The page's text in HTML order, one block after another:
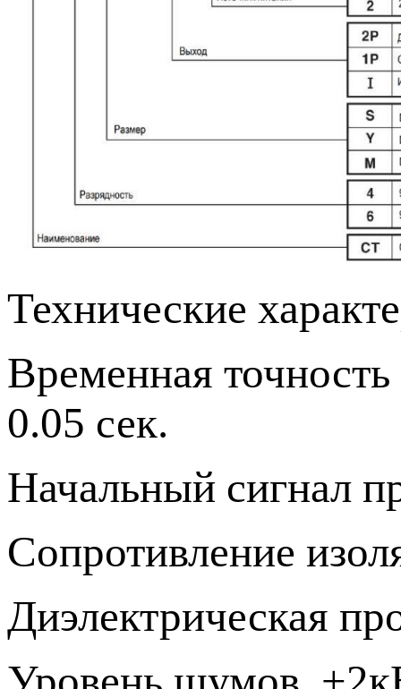
Технические
Временная
0.05 сек.
Начальный сигнал
Сопротивление
Диэлектрическая